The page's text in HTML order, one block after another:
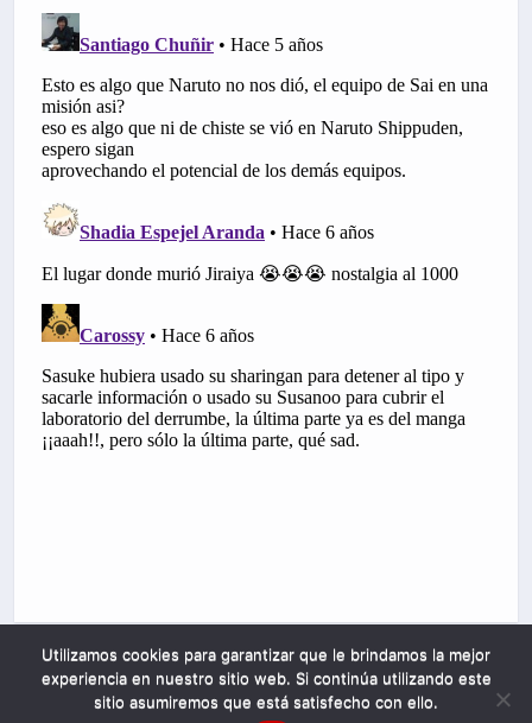
Utilizamos cookies para garantizar que le brindamos la mejor
experiencia en nuestro sitio web. Si continúa utilizando este
sitio asumiremos que está satisfecho con ello.